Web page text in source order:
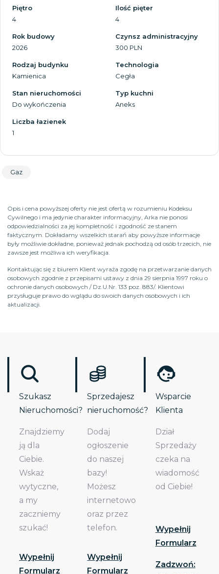
Piętro
4
Ilość pięter
4
Rok budowy
2026
Czynsz administracyjny
300 PLN
Rodzaj budynku
Kamienica
Technologia
Cegła
Stan nieruchomości
Do wykończenia
Typ kuchni
Aneks
Liczba łazienek
1
Gaz
Opis i cena powyższej oferty nie jest ofertą w rozumieniu Kodeksu
Cywilnego i ma jedynie charakter informacyjny, Arka nie ponosi
odpowiedzialności za jej kompletność i zgodność ze stanem
faktycznym. Dokładamy wszelkich starań aby powyższe informacje
były możliwie dokładne, ponieważ jednak pochodzą od osób trzecich, nie
zawsze jest możliwa ich weryfikacja.
Kontaktując się z biurem Klient wyraża zgodę na przetwarzanie danych
osobowych zgodnie z przepisami ustawy z dnia 29 sierpnia 1997 roku o
ochronie danych osobowych / Dz.U.Nr. 133 poz. 883/. Klientowi
przysługuje prawo do wglądu do swoich danych osobowych i ich
aktualizacji.
Szukasz
Nieruchomości?
Znajdziemy
ją dla
Ciebie.
Wskaż
wytyczne,
a my
zaczniemy
szukać!
Wypełnij
Formularz
Sprzedajesz
nieruchomość?
Dodaj
ogłoszenie
do naszej
bazy!
Możesz
internetowo
oraz przez
telefon.
Wypełnij
Formularz
Wsparcie
Klienta
Dział
Sprzedaży
czeka na
wiadomość
od Ciebie!
Wypełnij
Formularz
Zadzwoń: